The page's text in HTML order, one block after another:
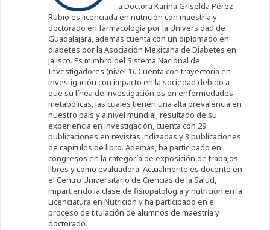
a Doctora Karina Griselda Pérez
Rubio es licenciada en nutrición con maestría y
doctorado en farmacología por la Universidad de
Guadalajara, además cuenta con un diplomado en
diabetes por la Asociación Mexicana de Diabetes en
Jalisco. Es mimbro del Sistema Nacional de
Investigadores (nivel 1). Cuenta con trayectoria en
investigación con impacto en la sociedad debido a
que su línea de investigación es en enfermedades
metabólicas, las cuales tienen una alta prevalencia en
nuestro país y a nivel mundial; resultado de su
experiencia en investigación, cuenta con 29
publicaciones en revistas indizadas y 3 publicaciones
de capítulos de libro. Además, ha participado en
congresos en la categoría de exposición de trabajos
libres y como evaluadora. Actualmente es docente en
el Centro Universitario de Ciencias de la Salud,
impartiendo la clase de fisiopatología y nutrición en la
Licenciatura en Nutrición y ha participado en el
proceso de titulación de alumnos de maestría y
doctorado.